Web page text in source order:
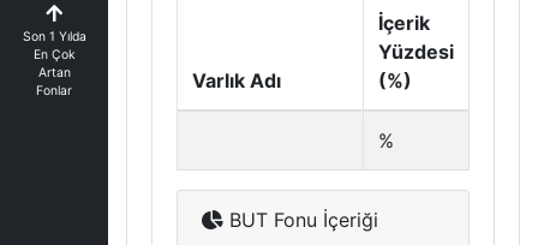
Son 1 Yılda
En Çok
Artan
Fonlar
Varlık Adı
İçerik
Yüzdesi
(%)
%
BUT Fonu İçeriği